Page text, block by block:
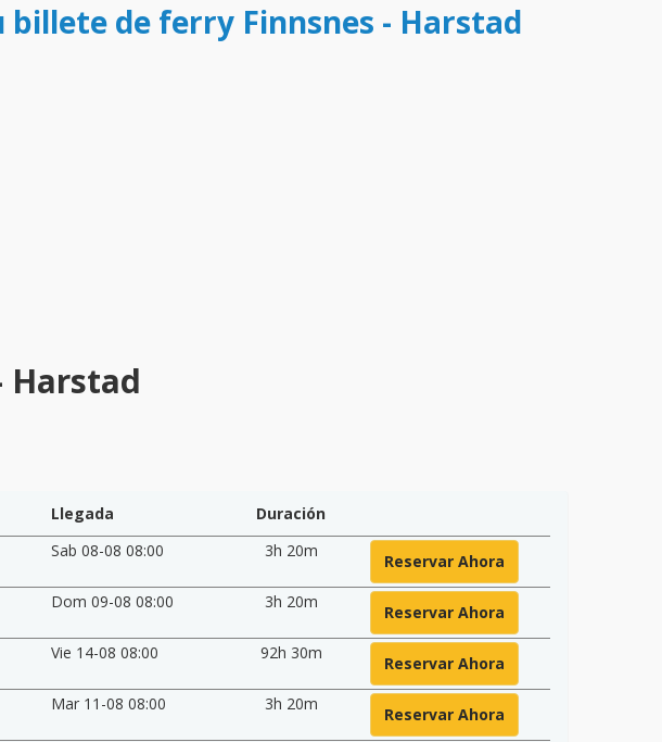
billete de ferry Finnsnes - Harstad
Harstad
Llegada
Duración
Sab 08-08 08:00 3h 20m
Reservar Ahora
Dom 09-08 08:00 3h 20m
Reservar Ahora
Vie 14-08 08:00 92h 30m
Reservar Ahora
Mar 11-08 08:00 3h 20m
Reservar Ahora